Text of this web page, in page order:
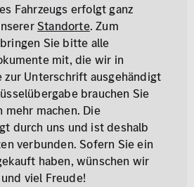
Fahrzeugs erfolgt ganz
Standorte. Zum
Sie bitte alle
mit, die wir in
zur Unterschrift ausgehändigt
brauchen Sie
mehr machen. Die
durch uns und ist deshalb
verbunden. Sofern Sie ein
haben, wünschen wir
viel Freude!